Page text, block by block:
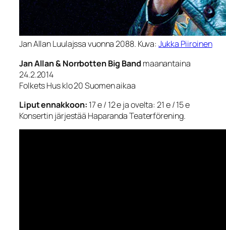
Jan Allan Luulajssa vuonna 2088. Kuva:Jukka Piiroinen
Jan Allan & Norrbotten Big Band maanantaina
24.2.2014
Folkets Hus klo 20 Suomen aikaa
Liput ennakkoon: 17 e / 12 e ja ovelta: 21 e / 15 e
Konsertin järjestää Haparanda Teaterförening.